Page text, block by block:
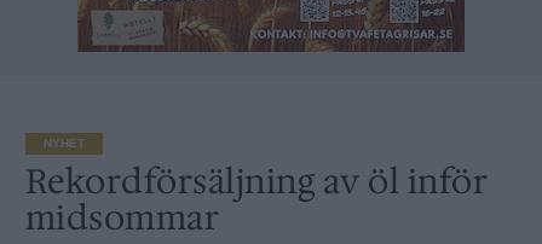
NYHET
Rekordförsäljning av öl inför
midsommar